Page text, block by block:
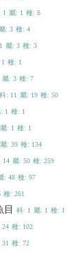
1 屬: 1 種: 8
屬: 3 種: 4
屬: 3 種: 3
種: 1
屬: 3 種: 7
科: 11 屬: 19 種: 50
1 種: 1
屬: 1 種: 1
屬: 39 種: 134
14 屬: 50 種: 259
: 48 種: 97
種: 261
目 科: 1 屬: 1 種: 1
24 種: 102
31 種: 72